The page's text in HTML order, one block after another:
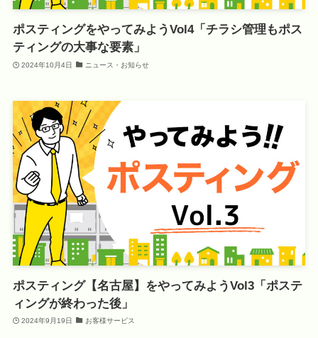
ポスティングをやってみようVol4「チラシ管理もポス
ティングの大事な要素」
2024年10月4日 ニュース・お知らせ
ポスティング【名古屋】をやってみようVol3「ポステ
ィングが終わった後」
2024年9月19日 お客様サービス